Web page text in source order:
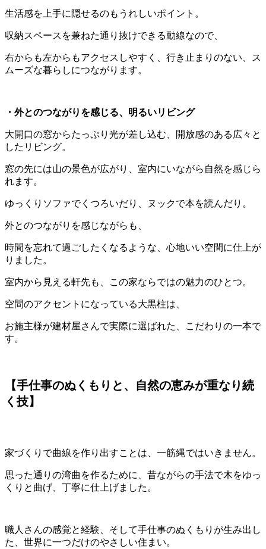
生活感を上手に隠せるのもうれしいポイント。
収納スペースを兼ねた通り抜けできる動線なので、
右からも左からもアクセスしやすく、行き止まりのない、ス
ムーズな暮らしにつながります。
・外とのつながりを感じる、明るいリビング
大開口の窓からたっぷり光が差し込む、開放感のある広々と
したリビング。
窓の先には山の景色が広がり、室内にいながら自然を感じら
れます。
ゆっくりソファでくつろいだり、ヌックで本を読んだり。
外とのつながりを感じながらも、
時間を忘れて過ごしたくなるような、心地いい空間に仕上が
りました。
室内から見える軒先も、この家ならではの魅力のひとつ。
空間のアクセントになっている大黒柱は、
お施主様が建材屋さんで実際に選ばれた、こだわりの一本で
す。
【手仕事のぬくもりと、自然の恵みが重なり続
く技】
家づくりで曲線を作り出すことは、一筋縄ではいきません。
思った通りの湾曲を作るために、昔ながらの手法で木をゆっ
くりと曲げ、丁寧に仕上げました。
職人さんの感覚と経験、そして手仕事のぬくもりが生み出し
た、世界に一つだけのやさしい住まい。